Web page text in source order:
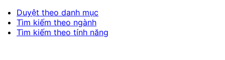
Duyệt theo danh mục
Tìm kiếm theo ngành
Tìm kiếm theo tính năng